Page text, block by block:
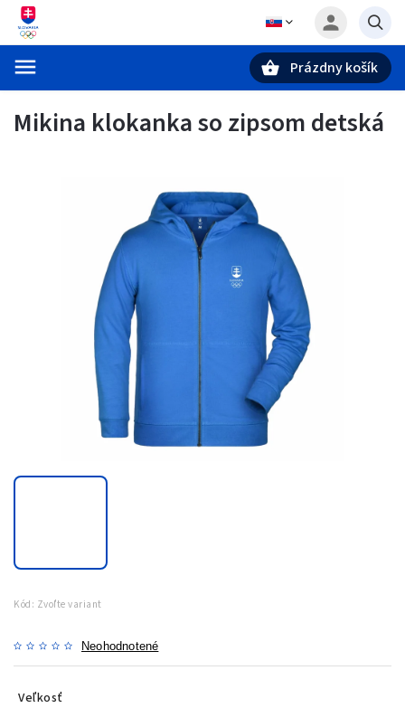
Prázdny košík
Mikina klokanka so zipsom detská
Kód: Zvoľte variant
Neohodnotené
Veľkosť